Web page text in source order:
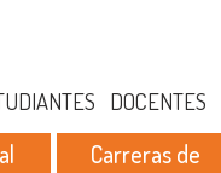
DOCENTES
Carreras de